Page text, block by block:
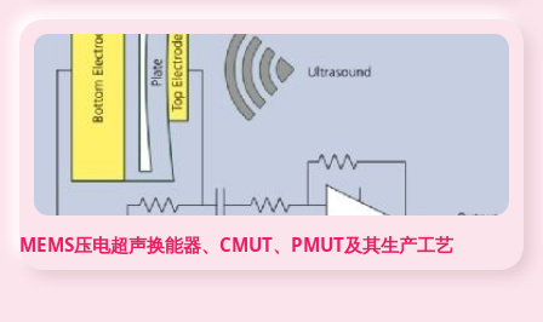
MEMS压电超声换能器、CMUT、PMUT及其生产工艺